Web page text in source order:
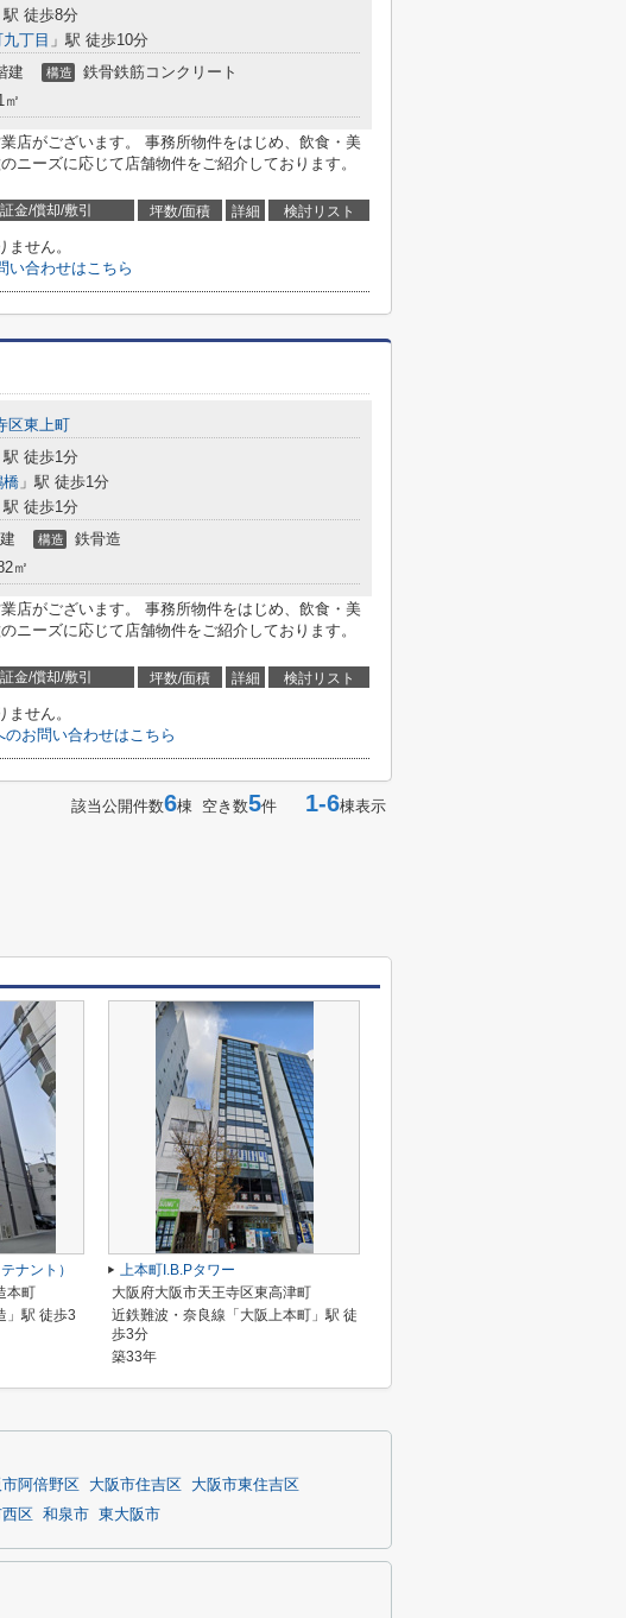
駅 徒歩8分
丁目 」駅 徒歩10分
建 構造 鉄骨鉄筋コンクリート
㎡
店がございます。 事務所物件をはじめ、飲食・美
ニーズに応じて店舗物件をご紹介しております。
金/償却/敷引 坪数/面積 詳細 検討リスト
せん。
い合わせはこちら
区東上町
駅 徒歩1分
橋 」駅 徒歩1分
駅 徒歩1分
構造 鉄骨造
㎡
店がございます。 事務所物件をはじめ、飲食・美
ニーズに応じて店舗物件をご紹介しております。
金/償却/敷引 坪数/面積 詳細 検討リスト
せん。
お問い合わせはこちら
該当公開件数6棟 空き数5件 1-6棟表示
ナント）
本町
」駅 徒歩3
上本町I.B.Pタワー
大阪府大阪市天王寺区東高津町
近鉄難波・奈良線「大阪上本町」駅 徒
歩3分
築33年
阿倍野区 大阪市住吉区
大阪市東住吉区
区 和泉市 東大阪市